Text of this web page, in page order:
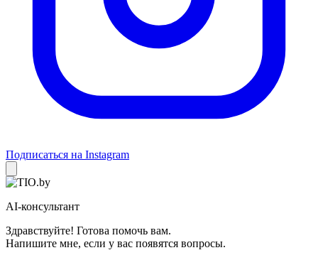
Подписаться на Instagram
AI-консультант
Здравствуйте! Готова помочь вам.
Напишите мне, если у вас появятся вопросы.